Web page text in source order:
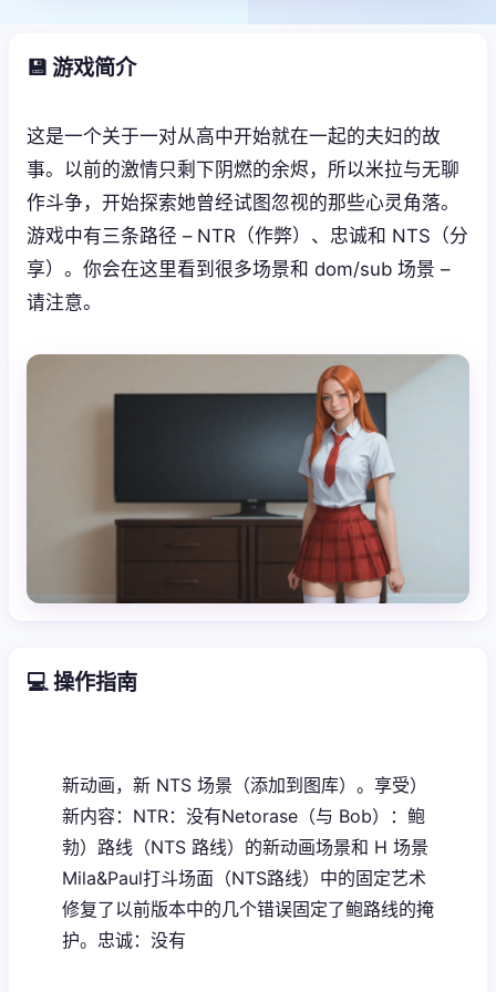
💾 游戏简介
这是一个关于一对从高中开始就在一起的夫妇的故
事。以前的激情只剩下阴燃的余烬，所以米拉与无聊
作斗争，开始探索她曾经试图忽视的那些心灵角落。
游戏中有三条路径 – NTR（作弊）、忠诚和 NTS（分
享）。你会在这里看到很多场景和 dom/sub 场景 –
请注意。
💻 操作指南
新动画，新 NTS 场景（添加到图库）。享受）
新内容：NTR：没有Netorase（与 Bob）：鲍
勃）路线（NTS 路线）的新动画场景和 H 场景
Mila&Paul打斗场面（NTS路线）中的固定艺术
修复了以前版本中的几个错误固定了鲍路线的掩
护。忠诚：没有